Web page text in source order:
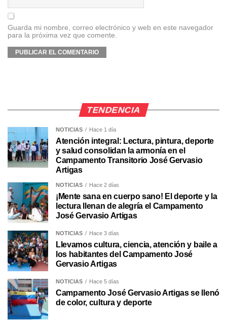
Guarda mi nombre, correo electrónico y web en este navegador
para la próxima vez que comente.
TENDENCIA
NOTICIAS Hace 1 día
Atención integral: Lectura, pintura, deporte
y salud consolidan la armonía en el
Campamento Transitorio José Gervasio
Artigas
NOTICIAS Hace 2 días
¡Mente sana en cuerpo sano! El deporte y la
lectura llenan de alegría el Campamento
José Gervasio Artigas
NOTICIAS Hace 3 días
Llevamos cultura, ciencia, atención y baile a
los habitantes del Campamento José
Gervasio Artigas
NOTICIAS Hace 5 días
Campamento José Gervasio Artigas se llenó
de color, cultura y deporte